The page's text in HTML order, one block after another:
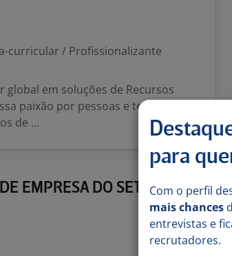
curricular / Profissionalizante
global em soluções de Recursos
paixão por pessoas e tecnologia
de ...
EMPRESA DO SETOR
para
Com o perfil
mais chances
entrevistas e
recrutadores.